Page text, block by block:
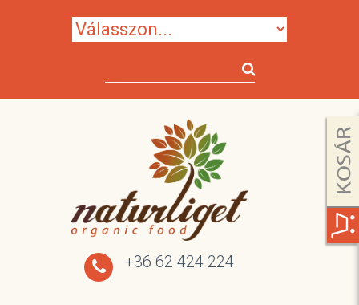
+36 62 424 224